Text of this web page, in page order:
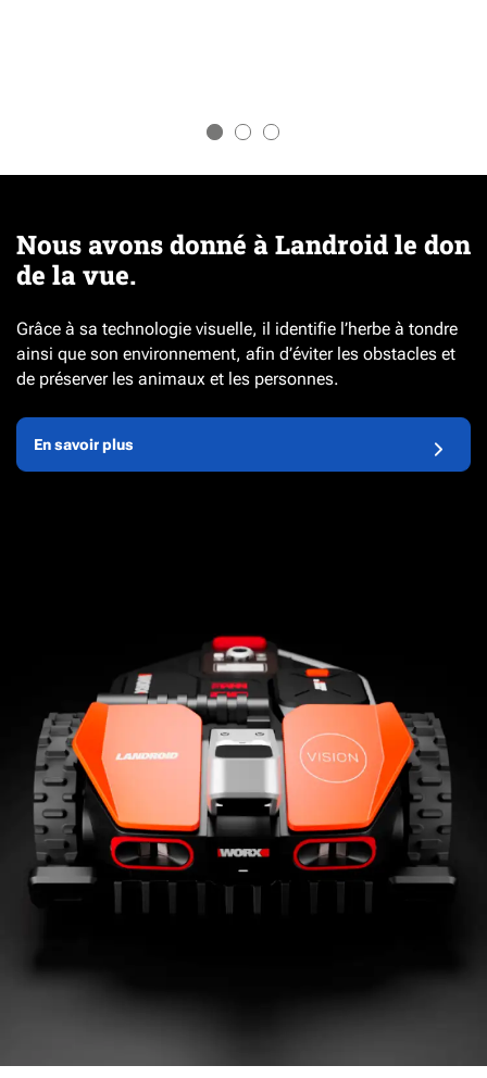
Nous avons donné à Landroid le don
de la vue.
Grâce à sa technologie visuelle, il identifie l’herbe à tondre
ainsi que son environnement, afin d’éviter les obstacles et
de préserver les animaux et les personnes.
En savoir plus